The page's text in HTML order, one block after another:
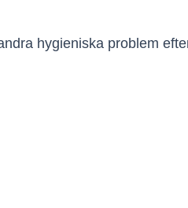
hygieniska problem